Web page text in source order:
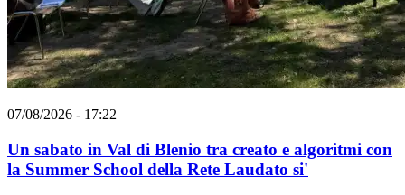
07/08/2026 - 17:22
Un sabato in Val di Blenio tra creato e algoritmi con
la Summer School della Rete Laudato si'